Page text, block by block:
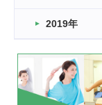
緑ケ丘体育館
いたっぼーる
緑ケ丘体育館
2022.07.03
2019年